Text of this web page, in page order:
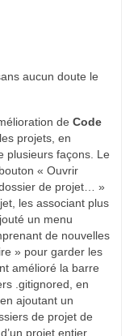
aucun doute le
de Code
projets, en
plusieurs façons. Le
« Ouvrir
de projet… »
les associant plus
un menu
de nouvelles
» pour garder les
amélioré la barre
.gitignored, en
ajoutant un
de projet de
projet entier